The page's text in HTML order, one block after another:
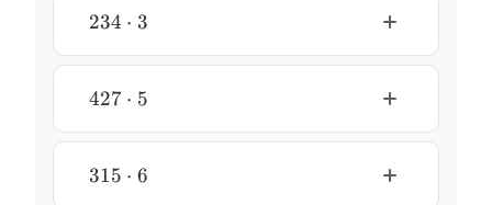
234
3
234 ⋅ 3
427
5
427 ⋅ 5
315
315 ⋅ 6